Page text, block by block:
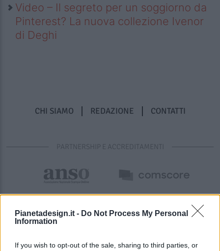
Pianetadesign.it - Do Not Process My Personal
Information
If you wish to opt-out of the sale, sharing to third parties, or
Video – Il segreto per un soggiorno da
Pinterest? La nuova collezione Ivenor
di Deghi
CHI SIAMO REDAZIONE CONTATTI
PARTNERSHIP E ACCREDITAMENTI